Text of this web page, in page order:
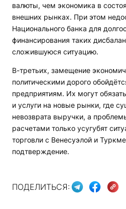
валюты, чем экономика в
внешних рынках. При этом
Национального банка для
финансирования таких
сложившуюся ситуацию.
В-третьих, замещение
политическими дорого
предприятиям. Их могут
и услуги на новые рынки, где
невозврата выручки, а
расчетами только усугубят
торговли с Венесуэлой и
подтверждение.
ПОДЕЛИТЬСЯ: